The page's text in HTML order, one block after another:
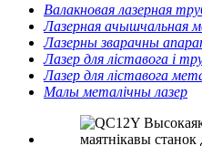
Валакновая лазерная
Лазерная ачышчальная
Лазерны зварачны
Лазер для ліставога і
Лазер для ліставога
Малы металічны лазер